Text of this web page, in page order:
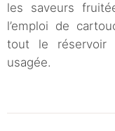
les saveurs
l’emploi de
tout le réservoir
usagée.